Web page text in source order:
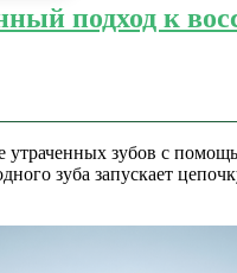
подход к
утраченных зубов с
зуба запускает